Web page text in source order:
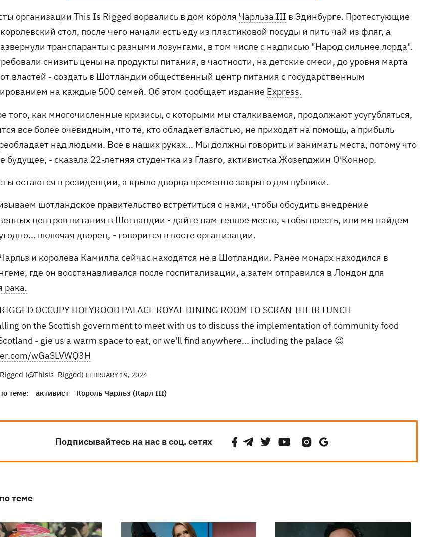
организации This Is Rigged ворвались в дом короля Чарльза ІІІ в Эдинбурге. Протестующие
стол, после чего начали есть еду из пластиковой посуды и пить чай из фляг, а
транспаранты с разными лозунгами, в том числе с надписью "Народ сильнее лорда".
снизить цены на продукты питания, в частности, на детские смеси, до уровня марта
властей - создать в Шотландии общественный центр питания с государственным
на каждые 500 семей. Об этом сообщает издание Express.
того, как многочисленные кризисы, с которыми мы сталкиваемся, продолжают усугубляться,
все более очевидным, что те, кто обладает властью, не приходят на помощь, а прибыль
над людьми. Все в наших руках... Мы должны говорить и занимать места, потому что
будущее, - сказала 22-летняя студентка из Глазго, активистка Жозепджин О'Коннор.
остаются в резиденции, а крыло дворца временно закрыто для публики.
шотландское правительство встретиться с нами, чтобы обсудить внедрение
центров питания в Шотландии - дайте нам теплое место, чтобы поесть, или мы найдем
включая дворец, - говорится в посте организации.
и королева Камилла сейчас находятся не в Шотландии. Ранее монарх находился в
где он восстанавливался после госпитализации, а затем отправился в Лондон для
рака.
OCCUPY HOLYROOD PALACE ROYAL DINING ROOM TO SCRAN THEIR LUNCH
on the Scottish government to meet with us to discuss the implementation of community food
- gie us a warm space to eat, or we'll find anywhere... including the palace 😉
wGaSLVWQ3H
(@Thisis_Rigged) FEBRUARY 19, 2024
теме: активист Король Чарльз (Карл III)
Подписывайтесь на нас в соц. сетях
теме